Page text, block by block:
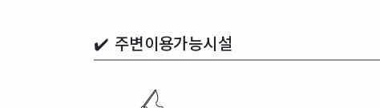
✔️ 주변이용가능시설